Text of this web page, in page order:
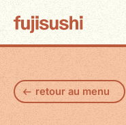
retour au menu